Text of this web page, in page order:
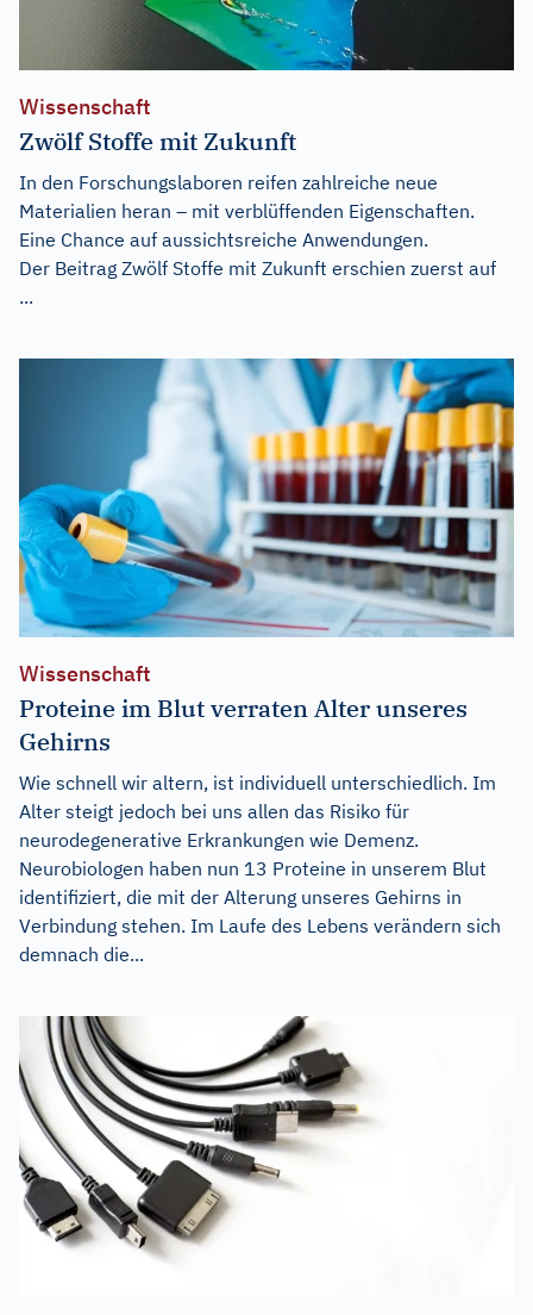
Wissenschaft
Zwölf Stoffe mit Zukunft
In den Forschungslaboren reifen zahlreiche neue
Materialien heran – mit verblüffenden Eigenschaften.
Eine Chance auf aussichtsreiche Anwendungen.
Der Beitrag Zwölf Stoffe mit Zukunft erschien zuerst auf
...
Wissenschaft
Proteine im Blut verraten Alter unseres
Gehirns
Wie schnell wir altern, ist individuell unterschiedlich. Im
Alter steigt jedoch bei uns allen das Risiko für
neurodegenerative Erkrankungen wie Demenz.
Neurobiologen haben nun 13 Proteine in unserem Blut
identifiziert, die mit der Alterung unseres Gehirns in
Verbindung stehen. Im Laufe des Lebens verändern sich
demnach die...